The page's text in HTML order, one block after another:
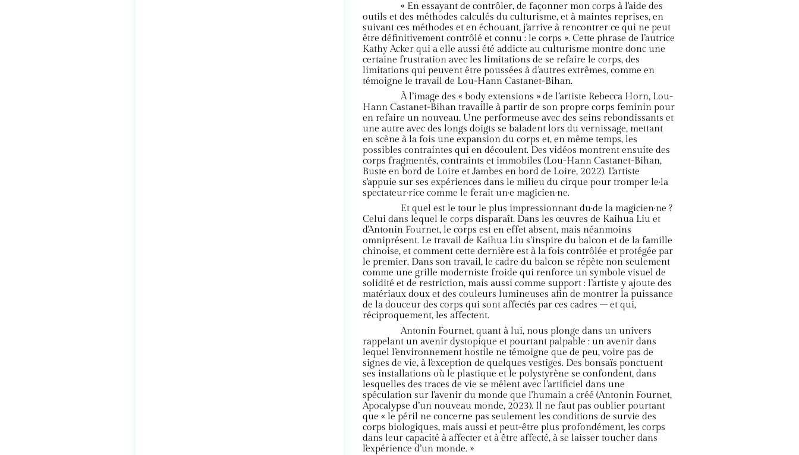
« En essayant de contrôler, de façonner mon corps à l'aide des
outils et des méthodes calculés du culturisme, et à maintes reprises, en
suivant ces méthodes et en échouant, j'arrive à rencontrer ce qui ne peut
être définitivement contrôlé et connu : le corps ». Cette phrase de l’autrice
Kathy Acker qui a elle aussi été addicte au culturisme montre donc une
certaine frustration avec les limitations de se refaire le corps, des
limitations qui peuvent être poussées à d’autres extrêmes, comme en
témoigne le travail de Lou-Hann Castanet-Bihan.
À l’image des « body extensions » de l’artiste Rebecca Horn, Lou-
Hann Castanet-Bihan travaille à partir de son propre corps feminin pour
en refaire un nouveau. Une performeuse avec des seins rebondissants et
une autre avec des longs doigts se baladent lors du vernissage, mettant
en scène à la fois une expansion du corps et, en même temps, les
possibles contraintes qui en découlent. Des vidéos montrent ensuite des
corps fragmentés, contraints et immobiles (Lou-Hann Castanet-Bihan,
Buste en bord de Loire et Jambes en bord de Loire, 2022). L'artiste
s'appuie sur ses expériences dans le milieu du cirque pour tromper le·la
spectateur·rice comme le ferait un·e magicien·ne.
Et quel est le tour le plus impressionnant du·de la magicien·ne ?
Celui dans lequel le corps disparaît. Dans les œuvres de Kaihua Liu et
d'Antonin Fournet, le corps est en effet absent, mais néanmoins
omniprésent. Le travail de Kaihua Liu s’inspire du balcon et de la famille
chinoise, et comment cette dernière est à la fois contrôlée et protégée par
le premier. Dans son travail, le cadre du balcon se répète non seulement
comme une grille moderniste froide qui renforce un symbole visuel de
solidité et de restriction, mais aussi comme support : l’artiste y ajoute des
matériaux doux et des couleurs lumineuses afin de montrer la puissance
de la douceur des corps qui sont affectés par ces cadres – et qui,
réciproquement, les affectent.
Antonin Fournet, quant à lui, nous plonge dans un univers
rappelant un avenir dystopique et pourtant palpable : un avenir dans
lequel l’environnement hostile ne témoigne que de peu, voire pas de
signes de vie, à l'exception de quelques vestiges. Des bonsaïs ponctuent
ses installations où le plastique et le polystyrène se confondent, dans
lesquelles des traces de vie se mêlent avec l’artificiel dans une
spéculation sur l'avenir du monde que l'humain a créé (Antonin Fournet,
Apocalypse d’un nouveau monde, 2023). Il ne faut pas oublier pourtant
que « le péril ne concerne pas seulement les conditions de survie des
corps biologiques, mais aussi et peut-être plus profondément, les corps
dans leur capacité à affecter et à être affecté, à se laisser toucher dans
l'expérience d’un monde. »